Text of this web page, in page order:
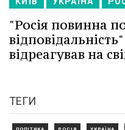
"Росія повинна
відреагував на
ТЕГИ